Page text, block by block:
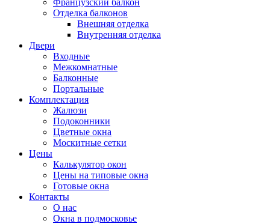
Французский балкон
Отделка балконов
Внешняя отделка
Внутренняя отделка
Двери
Входные
Межкомнатные
Балконные
Портальные
Комплектация
Жалюзи
Подоконники
Цветные окна
Москитные сетки
Цены
Калькулятор окон
Цены на типовые окна
Готовые окна
Контакты
О нас
Окна в подмосковье